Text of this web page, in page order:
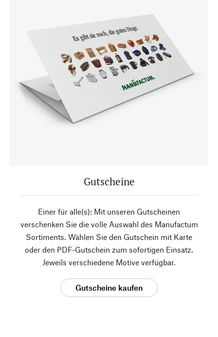
Gutscheine
Einer für alle(s): Mit unseren Gutscheinen
verschenken Sie die volle Auswahl des Manufactum
Sortiments. Wählen Sie den Gutschein mit Karte
oder den PDF-Gutschein zum sofortigen Einsatz.
Jeweils verschiedene Motive verfügbar.
Gutscheine kaufen